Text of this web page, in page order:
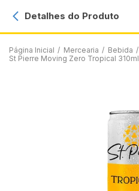
Página Inicial / Mercearia / Bebida /
St Pierre Moving Zero Tropical 310ml
Detalhes do Produto